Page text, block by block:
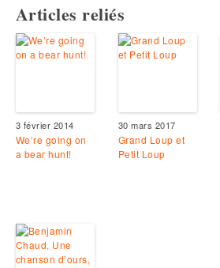
Articles reliés
3 février 2014
We’re going on
a bear hunt!
30 mars 2017
Grand Loup et
Petit Loup